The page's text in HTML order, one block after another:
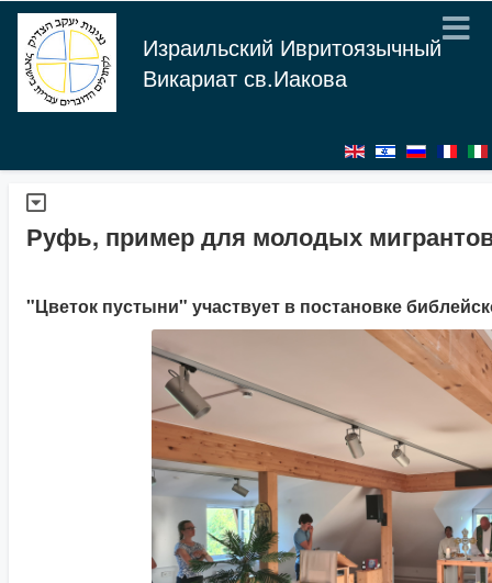
Израильский Ивритоязычный
Викариат св.Иакова
Руфь, пример для молодых
"Цветок пустыни" участвует в постановке